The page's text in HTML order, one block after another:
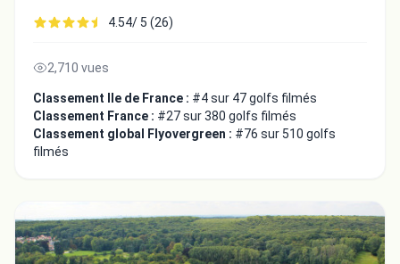
4.54/ 5 (26)
2,710 vues
Classement Ile de France : #4 sur 47 golfs filmés
Classement France : #27 sur 380 golfs filmés
Classement global Flyovergreen : #76 sur 510 golfs
filmés